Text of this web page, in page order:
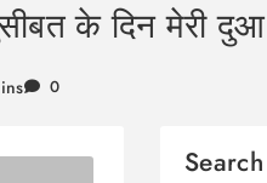
के दिन मेरी दुआ
0
Search